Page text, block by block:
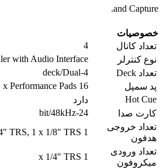
and Capture.
خصوصیات
تعداد کانال
4
نوع کنترلر
with Audio Interface
تعداد Deck
4-deck/Dual
پد سمپل
16 x Performance Pads
Hot Cue
دارد
کارت صدا
24-bit/48kHz
تعداد خروجی
هدفون
1 x 1/4" TRS, 1 x 1/8" TRS
تعداد ورودی
میکروفون
1 x 1/4" TRS